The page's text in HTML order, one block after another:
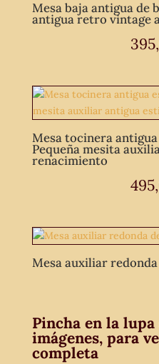
Mesa baja antigua de
antigua retro vintage
Mesa tocinera
Pequeña mesita
renacimiento
Mesa auxiliar
Pincha en la
imágenes, para
completa